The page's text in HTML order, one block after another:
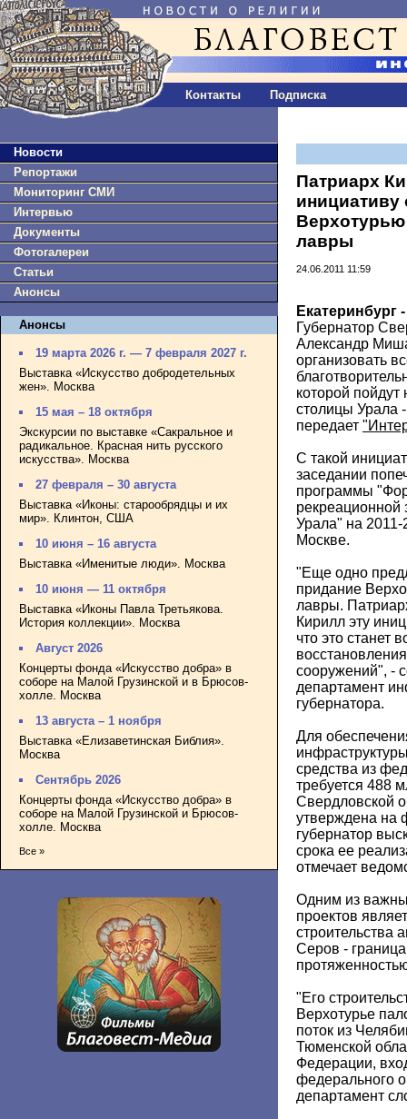
Контакты Подписка
Новости
Репортажи
Мониторинг СМИ
Интервью
Документы
Фотогалереи
Статьи
Анонсы
Анонсы
19 марта 2026 г. — 7 февраля 2027 г.
Выставка «Искусство добродетельных
жен». Москва
15 мая – 18 октября
Экскурсии по выставке «Сакральное и
радикальное. Красная нить русского
искусства». Москва
27 февраля – 30 августа
Выставка «Иконы: старообрядцы и их
мир». Клинтон, США
10 июня – 16 августа
Выставка «Именитые люди». Москва
10 июня — 11 октября
Выставка «Иконы Павла Третьякова.
История коллекции». Москва
Август 2026
Концерты фонда «Искусство добра» в
соборе на Малой Грузинской и в Брюсов-
холле. Москва
13 августа – 1 ноября
Выставка «Елизаветинская Библия».
Москва
Сентябрь 2026
Концерты фонда «Искусство добра» в
соборе на Малой Грузинской и Брюсов-
холле. Москва
Все »
Патриарх
инициативу
Верхотурью
лавры
24.06.2011 11:59
Екатеринбург
Губернатор
Александр
организовать
которой
столицы Урала
передает
С такой
заседании
программы
Урала" на
Москве.
"Еще одно
придание
лавры.
Кирилл эту
что это станет
сооружений", -
департамент
губернатора.
Для
средства из
требуется 488
Свердловской
утверждена на
губернатор
срока ее
отмечает
Одним из
проектов
строительства
Серов -
"Его
Верхотурье
поток из
Тюменской
Федерации,
федерального
департамент